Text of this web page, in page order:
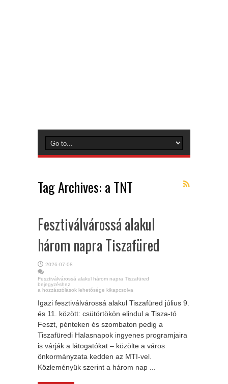
Tag Archives: a TNT
Fesztiválvárossá alakul
három napra Tiszafüred
2026-07-08
Fesztiválvárossá alakul három napra Tiszafüred
bejegyzéshez
a hozzászólások lehetősége kikapcsolva
Igazi fesztiválvárossá alakul Tiszafüred július 9.
és 11. között: csütörtökön elindul a Tisza-tó
Feszt, pénteken és szombaton pedig a
Tiszafüredi Halasnapok ingyenes programjaira
is várják a látogatókat – közölte a város
önkormányzata kedden az MTI-vel.
Közleményük szerint a három nap ...